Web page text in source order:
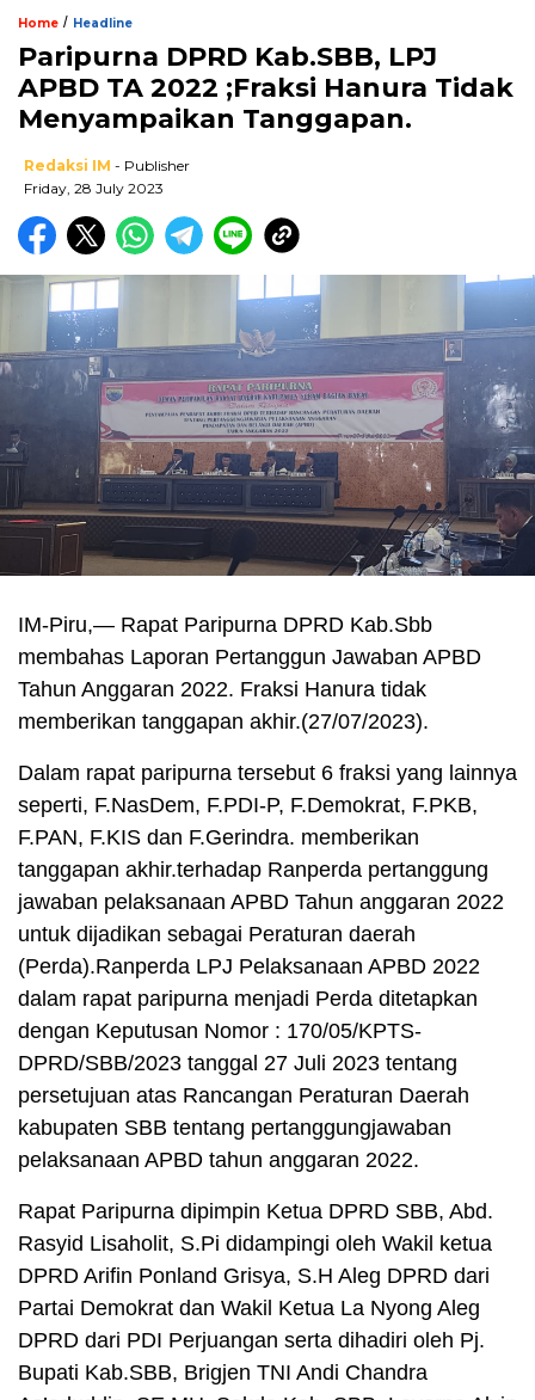
Home / Headline
Paripurna DPRD Kab.SBB, LPJ
APBD TA 2022 ;Fraksi Hanura Tidak
Menyampaikan Tanggapan.
Redaksi IM - Publisher
Friday, 28 July 2023
IM-Piru,— Rapat Paripurna DPRD Kab.Sbb
membahas Laporan Pertanggun Jawaban APBD
Tahun Anggaran 2022. Fraksi Hanura tidak
memberikan tanggapan akhir.(27/07/2023).
Dalam rapat paripurna tersebut 6 fraksi yang lainnya
seperti, F.NasDem, F.PDI-P, F.Demokrat, F.PKB,
F.PAN, F.KIS dan F.Gerindra. memberikan
tanggapan akhir.terhadap Ranperda pertanggung
jawaban pelaksanaan APBD Tahun anggaran 2022
untuk dijadikan sebagai Peraturan daerah
(Perda).Ranperda LPJ Pelaksanaan APBD 2022
dalam rapat paripurna menjadi Perda ditetapkan
dengan Keputusan Nomor : 170/05/KPTS-
DPRD/SBB/2023 tanggal 27 Juli 2023 tentang
persetujuan atas Rancangan Peraturan Daerah
kabupaten SBB tentang pertanggungjawaban
pelaksanaan APBD tahun anggaran 2022.
Rapat Paripurna dipimpin Ketua DPRD SBB, Abd.
Rasyid Lisaholit, S.Pi didampingi oleh Wakil ketua
DPRD Arifin Ponland Grisya, S.H Aleg DPRD dari
Partai Demokrat dan Wakil Ketua La Nyong Aleg
DPRD dari PDI Perjuangan serta dihadiri oleh Pj.
Bupati Kab.SBB, Brigjen TNI Andi Chandra